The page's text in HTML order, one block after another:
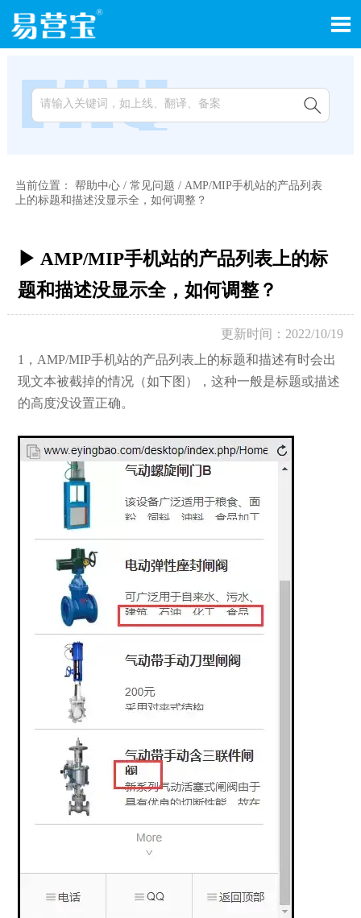


当前位置： 帮助中心/ 常见问题 / AMP/MIP手机站的产品列表
上的标题和描述没显示全，如何调整？
▶ AMP/MIP手机站的产品列表上的标
题和描述没显示全，如何调整？
更新时间：2022/10/19
1，AMP/MIP手机站的产品列表上的标题和描述有时会出
现文本被截掉的情况（如下图），这种一般是标题或描述
的高度没设置正确。